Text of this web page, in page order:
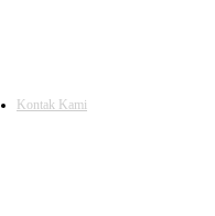
Kontak Kami